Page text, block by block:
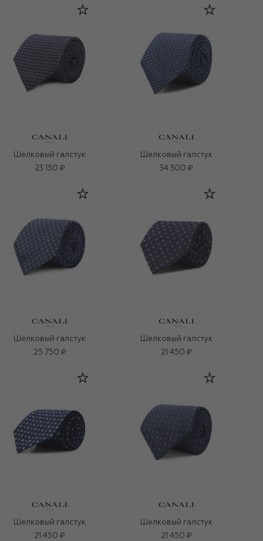
Шелковый галстук
23 150 ₽
Шелковый галстук
34 300 ₽
Шелковый галстук
25 750 ₽
Шелковый галстук
21 450 ₽
Шелковый галстук
21 450 ₽
Шелковый галстук
21 450 ₽